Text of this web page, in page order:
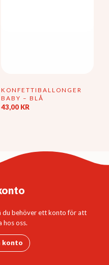
KONFETTIBALLONGER
BABY – BLÅ
43,00 KR
du behöver ett konto för att
hos oss.
konto